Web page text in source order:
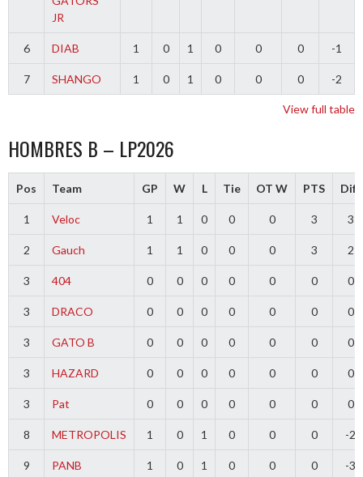
JR
6 DIAB 1 0 1 0 0 0 -1
7 SHANGO 1 0 1 0 0 0 -2
View full table
HOMBRES B – LP2026
Pos Team GP W L Tie OT W PTS Diff
1 Veloc 1 1 0 0 0 3 3
2 Gauch 1 1 0 0 0 3 2
3 404 0 0 0 0 0 0 0
3 DRACO 0 0 0 0 0 0 0
3 GATO B 0 0 0 0 0 0 0
3 HAZARD 0 0 0 0 0 0 0
3 Pat 0 0 0 0 0 0 0
8 METROPOLIS 1 0 1 0 0 0 -2
9 PANB 1 0 1 0 0 0 -3